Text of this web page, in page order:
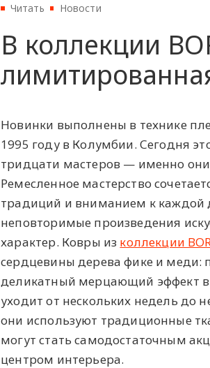
Читать Новости
В коллекции
Новинки выполнены в технике
1995 году в Колумбии. Сегодня
тридцати мастеров — именно
Ремесленное мастерство
традиций и вниманием к каждой
неповторимые произведения
характер. Ковры из коллекции
сердцевины дерева фике и меди:
деликатный мерцающий эффект в
уходит от нескольких недель до
они используют традиционные
могут стать самодостаточным
центром интерьера.